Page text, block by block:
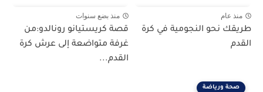
منذ عام
طريقك نحو النجومية في كرة
القدم
منذ بضع سنوات
قصة كريستيانو رونالدو:من
غرفة متواضعة إلى عرش كرة
القدم...
صحة ورياضة